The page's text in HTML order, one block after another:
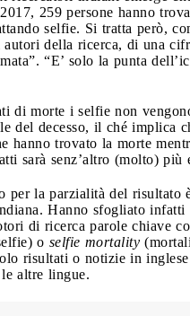
259 persone hanno
selfie. Si tratta però,
autori della ricerca, di una
“E’ solo la punta
di morte i selfie non
del decesso, il ché implica
hanno trovato la morte
sarà senz’altro (molto) più
per la parzialità del risultato
Hanno sfogliato infatti
di ricerca parole chiave
o selfie mortality
risultati o notizie in inglese
altre lingue.